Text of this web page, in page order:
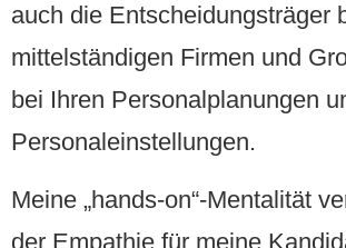
auch die Entscheidungsträger
mittelständigen Firmen und
bei Ihren Personalplanungen
Personaleinstellungen.
Meine „hands-on“-Mentalität
der Empathie für meine